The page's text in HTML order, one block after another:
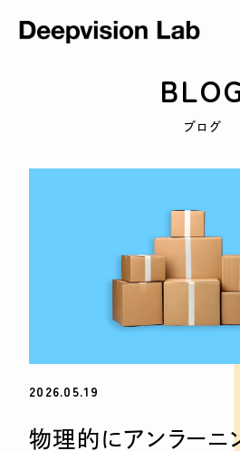
ブログ
2026.05.19
物理的にアンラーニ